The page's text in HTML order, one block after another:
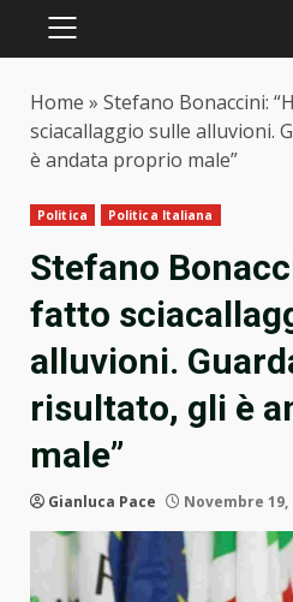
PRIMARY
Home » Stefano Bonaccini:
sciacallaggio sulle alluvioni.
è andata proprio male”
Politica Politica Italiana
Stefano
fatto
alluvioni.
risultato, gli è
male”
Gianluca Pace Novembre 19,